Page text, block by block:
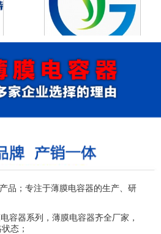
浙江格瑶科技股份有限公司
品；专注于薄膜电容器的生产、研
容器系列，薄膜电容器齐全厂家，
态；